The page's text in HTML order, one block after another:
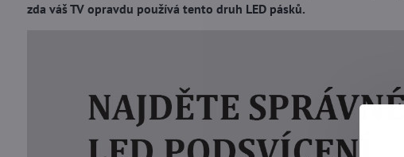
zda váš TV opravdu používá tento druh LED pásků.